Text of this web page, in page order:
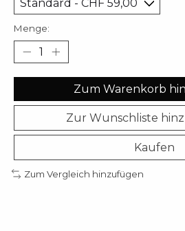
Menge:
Zum Warenkorb
Zur Wunschliste
Kaufen
Zum Vergleich hinzufügen